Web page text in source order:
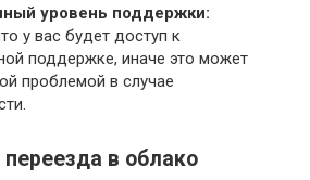
уровень поддержки:
у вас будет доступ к
поддержке, иначе это может
проблемой в случае
в облако